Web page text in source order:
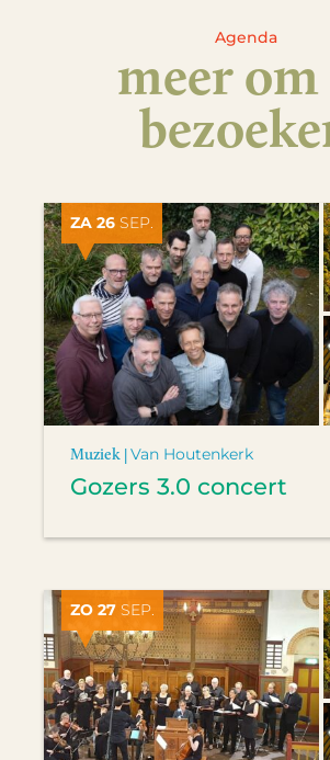
Agenda
meer om
ZA 26 SEP.
Muziek |Van Houtenkerk
Gozers 3.0 concert
ZO 27 SEP.